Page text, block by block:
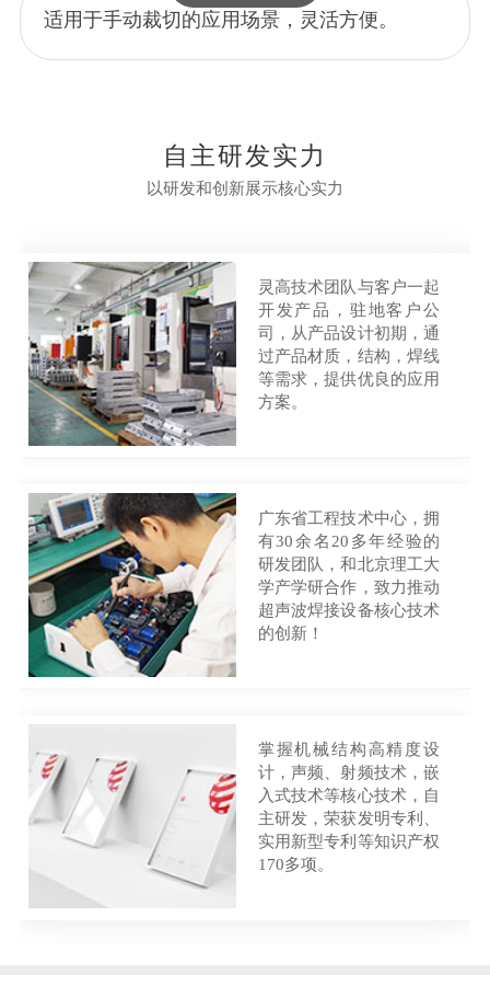
适用于手动裁切的应用场景，灵活方便。
自主研发实力
以研发和创新展示核心实力
灵高技术团队与客户一起
开发产品，驻地客户公
司，从产品设计初期，通
过产品材质，结构，焊线
等需求，提供优良的应用
方案。
广东省工程技术中心，拥
有30余名20多年经验的
研发团队，和北京理工大
学产学研合作，致力推动
超声波焊接设备核心技术
的创新！
掌握机械结构高精度设
计，声频、射频技术，嵌
入式技术等核心技术，自
主研发，荣获发明专利、
实用新型专利等知识产权
170多项。